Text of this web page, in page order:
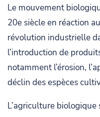
Le mouvement
20e siècle en réaction
révolution industrielle
l’introduction de
notamment l’érosion,
déclin des espèces
L’agriculture